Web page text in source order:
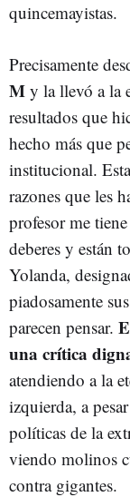
quincemayistas.
Precisamente
M y la llevó a la
resultados que
hecho más que
institucional.
razones que les
profesor me
deberes y están
Yolanda,
piadosamente
parecen pensar.
una crítica
atendiendo a la
izquierda, a
políticas de la
viendo molinos
contra gigantes.